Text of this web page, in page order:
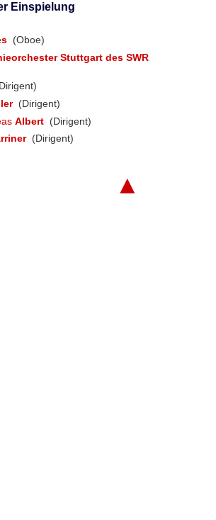
Einspielung
(Oboe)
Stuttgart des SWR
(Dirigent)
Albert (Dirigent)
(Dirigent)
▲